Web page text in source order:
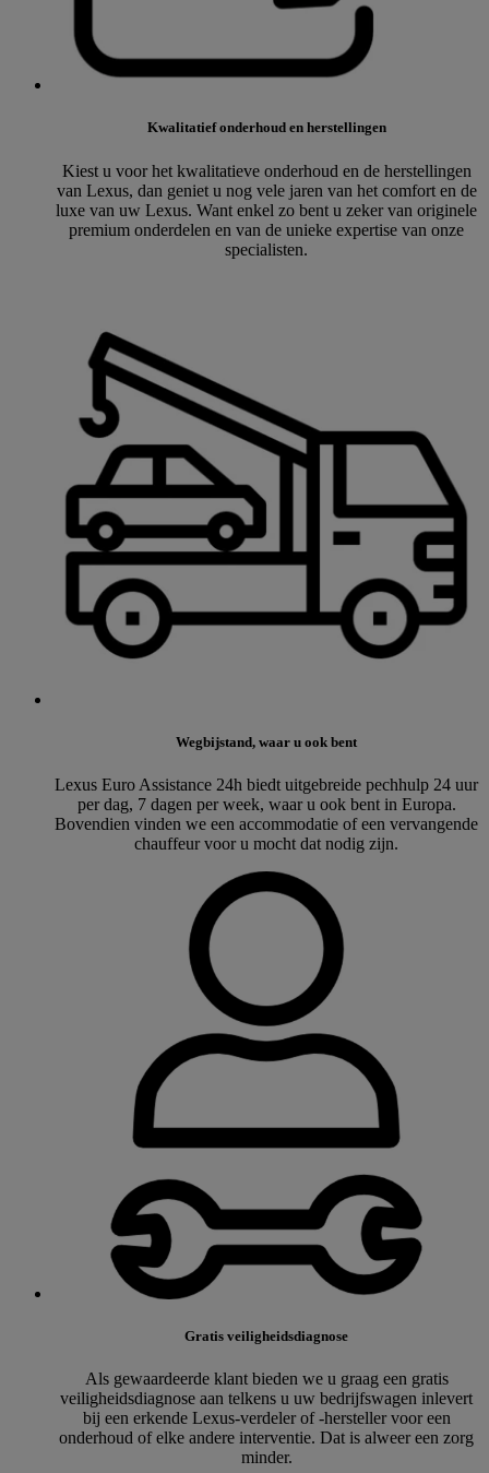
Kwalitatief onderhoud en herstellingen
Kiest u voor het kwalitatieve onderhoud en de herstellingen
van Lexus, dan geniet u nog vele jaren van het comfort en de
luxe van uw Lexus. Want enkel zo bent u zeker van originele
premium onderdelen en van de unieke expertise van onze
specialisten.
Wegbijstand, waar u ook bent
Lexus Euro Assistance 24h biedt uitgebreide pechhulp 24 uur
per dag, 7 dagen per week, waar u ook bent in Europa.
Bovendien vinden we een accommodatie of een vervangende
chauffeur voor u mocht dat nodig zijn.
Gratis veiligheidsdiagnose
Als gewaardeerde klant bieden we u graag een gratis
veiligheidsdiagnose aan telkens u uw bedrijfswagen inlevert
bij een erkende Lexus-verdeler of -hersteller voor een
onderhoud of elke andere interventie. Dat is alweer een zorg
minder.